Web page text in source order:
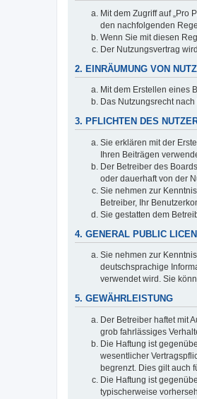
Mit dem Zugriff auf „Pro
den nachfolgenden
Wenn Sie mit diesen
Der Nutzungsvertrag
2. EINRÄUMUNG VON
Mit dem Erstellen eines
Das Nutzungsrecht
3. PFLICHTEN DES
Sie erklären mit der
Ihren Beiträgen
Der Betreiber des
oder dauerhaft von der
Sie nehmen zur
Betreiber, Ihr
Sie gestatten dem
4. GENERAL PUBLIC
Sie nehmen zur
deutschsprachige
verwendet wird. Sie
5. GEWÄHRLEISTUNG
Der Betreiber haftet mit
grob fahrlässiges
Die Haftung ist
wesentlicher
begrenzt. Dies gilt auch
Die Haftung ist
typischerweise